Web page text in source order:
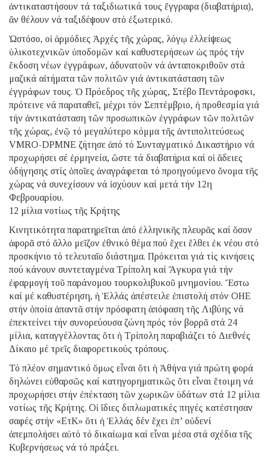
ἀντικαταστήσουν τά ταξιδιωτικά τους ἔγγραφα (διαβατήρια),
ἄν θέλουν νά ταξιδέψουν στό ἐξωτερικό.
Ὡστόσο, οἱ ἁρμόδιες Ἀρχές τῆς χώρας, λόγῳ ἐλλείψεως
ὑλικοτεχνικῶν ὑποδομῶν καί καθυστερήσεων ὡς πρός τήν
ἔκδοση νέων ἐγγράφων, ἀδυνατοῦν νά ἀνταποκριθοῦν στά
μαζικά αἰτήματα τῶν πολιτῶν γιά ἀντικατάσταση τῶν
ἐγγράφων τους. Ὁ Πρόεδρος τῆς χώρας, Στέβο Πεντάροφσκι,
πρότεινε νά παραταθεῖ, μέχρι τόν Σεπτέμβριο, ἡ προθεσμία γιά
τήν ἀντικατάσταση τῶν προσωπικῶν ἐγγράφων τῶν πολιτῶν
τῆς χώρας, ἐνῷ τό μεγαλύτερο κόμμα τῆς ἀντιπολιτεύσεως
VMRO-DPMNE ζήτησε ἀπό τό Συνταγματικό Δικαστήριο νά
προχωρήσει σέ ἑρμηνεία, ὥστε τά διαβατήρια καί οἱ ἄδειες
ὁδήγησης στίς ὁποῖες ἀναγράφεται τό προηγούμενο ὄνομα τῆς
χώρας νά συνεχίσουν νά ἰσχύουν καί μετά τήν 12η
Φεβρουαρίου.
12 μίλια νοτίως τῆς Κρήτης
Κινητικότητα παρατηρεῖται ἀπό ἑλληνικῆς πλευρᾶς καί ὅσον
ἀφορᾶ στό ἄλλο μεῖζον ἐθνικό θέμα πού ἔχει ἔλθει ἐκ νέου στό
προσκήνιο τό τελευταῖο διάστημα. Πρόκειται γιά τίς κινήσεις
πού κάνουν συντεταγμένα Τρίπολη καί Ἄγκυρα γιά τήν
ἐφαρμογή τοῦ παράνομου τουρκολιβυκοῦ μνημονίου. Ἔστω
καί μέ καθυστέρηση, ἡ Ἑλλάς ἀπέστειλε ἐπιστολή στόν ΟΗΕ
στήν ὁποία ἀπαντᾶ στήν πρόσφατη ἀπόφαση τῆς Λιβύης νά
ἐπεκτείνει τήν συνορεύουσα ζώνη πρός τόν βορρᾶ στά 24
μίλια, καταγγέλλοντας ὅτι ἡ Τρίπολη παραβιάζει τό Διεθνές
Δίκαιο μέ τρεῖς διαφορετικούς τρόπους.
Τό πλέον σημαντικό ὅμως εἶναι ὅτι ἡ Ἀθήνα γιά πρώτη φορά
δηλώνει εὐθαρσῶς καί κατηγορηματικῶς ὅτι εἶναι ἕτοιμη νά
προχωρήσει στήν ἐπέκταση τῶν χωρικῶν ὑδάτων στά 12 μίλια
νοτίως τῆς Κρήτης. Οἱ ἴδιες διπλωματικές πηγές κατέστησαν
σαφές στήν «ΕτΚ» ὅτι ἡ Ἑλλάς δέν ἔχει ἐπ’ οὐδενί
ἀπεμπολήσει αὐτό τό δικαίωμα καί εἶναι μέσα στά σχέδια τῆς
Κυβερνήσεως νά τό πράξει.